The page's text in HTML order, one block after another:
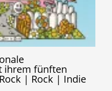
ihrem fünften
| Rock | Indie